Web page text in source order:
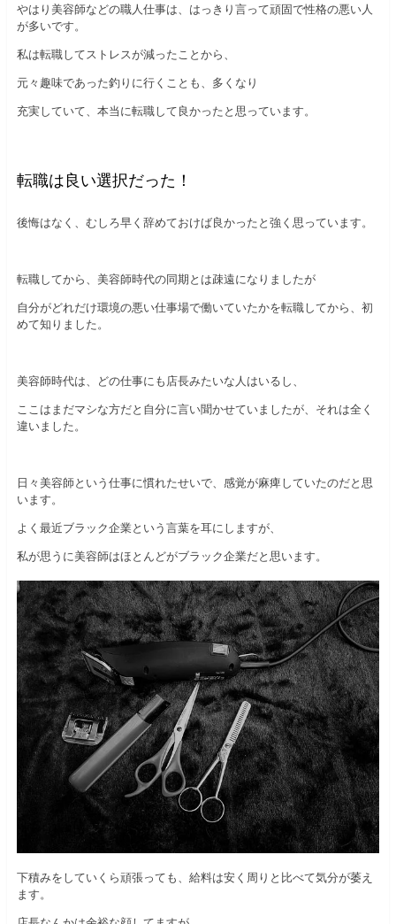
やはり美容師などの職人仕事は、はっきり言って頑固で性格の悪い人
が多いです。
私は転職してストレスが減ったことから、
元々趣味であった釣りに行くことも、多くなり
充実していて、本当に転職して良かったと思っています。
転職は良い選択だった！
後悔はなく、むしろ早く辞めておけば良かったと強く思っています。
転職してから、美容師時代の同期とは疎遠になりましたが
自分がどれだけ環境の悪い仕事場で働いていたかを転職してから、初
めて知りました。
美容師時代は、どの仕事にも店長みたいな人はいるし、
ここはまだマシな方だと自分に言い聞かせていましたが、それは全く
違いました。
日々美容師という仕事に慣れたせいで、感覚が麻痺していたのだと思
います。
よく最近ブラック企業という言葉を耳にしますが、
私が思うに美容師はほとんどがブラック企業だと思います。
下積みをしていくら頑張っても、給料は安く周りと比べて気分が萎え
ます。